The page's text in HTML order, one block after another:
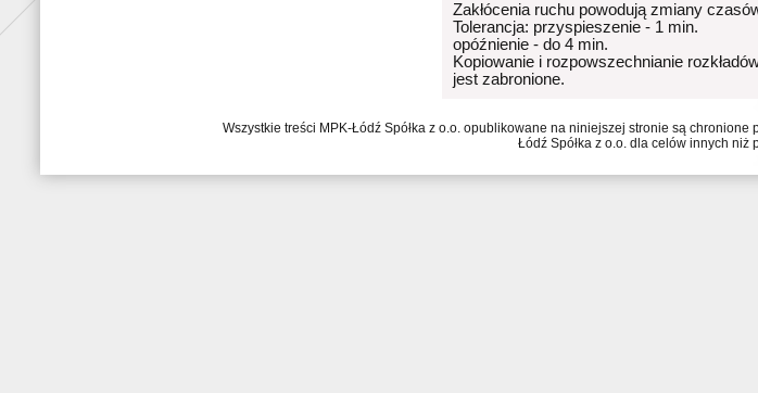
Zakłócenia ruchu powodują zmiany
Tolerancja: przyspieszenie - 1 min.
opóźnienie - do 4 min.
Kopiowanie i rozpowszechnianie
jest zabronione.
Wszystkie treści MPK-Łódź Spółka z o.o. opublikowane na niniejszej stronie są
Łódź Spółka z o.o. dla celów innych niż